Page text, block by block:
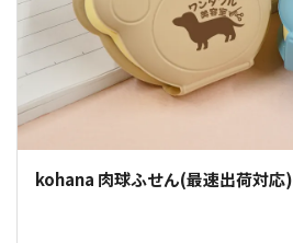
kohana 肉球ふせん(最速出荷対応)